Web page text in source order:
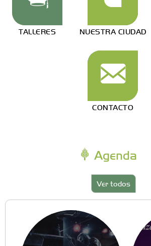
TALLERES NUESTRA CIUDAD
CONTACTO
Agenda
Ver todos